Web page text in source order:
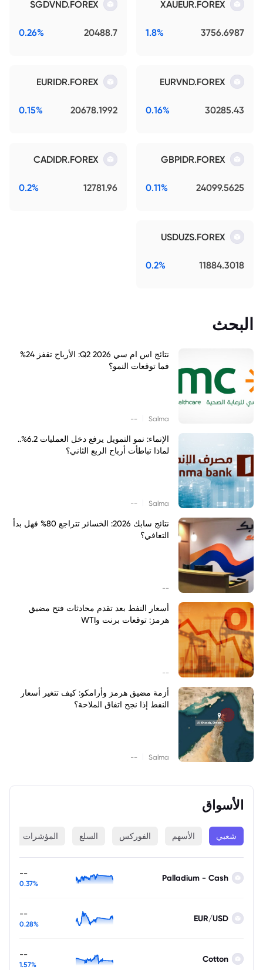
XAUEUR.FOREX
3756.6987
1.8%
SGDVND.FOREX
20488.7
0.26%
EURVND.FOREX
30285.43
0.16%
EURIDR.FOREX
20678.1992
0.15%
GBPIDR.FOREX
24099.5625
0.11%
CADIDR.FOREX
12781.96
0.2%
USDUZS.FOREX
11884.3018
0.2%
البحث
نتائج اس ام سي Q2 2026: الأرباح تقفز 24%
فما توقعات النمو؟
Salma
--
الإنماء: نمو التمويل يرفع دخل العمليات 6.2%..
لماذا تباطأت أرباح الربع الثاني؟
Salma
--
نتائج سابك 2026: الخسائر تتراجع 80% فهل بدأ
التعافي؟
--
أسعار النفط بعد تقدم محادثات فتح مضيق
هرمز: توقعات برنت وWTI
--
أزمة مضيق هرمز وأرامكو: كيف تتغير أسعار
النفط إذا نجح اتفاق الملاحة؟
Salma
--
الأسواق
شعبي الأسهم الفوركس السلع المؤشرات
Palladium - Cash
--
0.37%
EUR/USD
--
0.28%
Cotton
--
1.57%